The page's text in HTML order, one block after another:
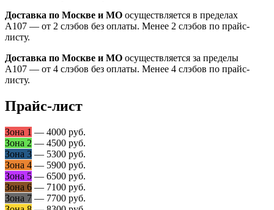
Доставка по Москве и МО осуществляется в пределах
А107 — от 2 слэбов без оплаты. Менее 2 слэбов по прайс-
листу.
Доставка по Москве и МО осуществляется за пределы
А107 — от 4 слэбов без оплаты. Менее 4 слэбов по прайс-
листу.
Прайс-лист
Зона 1 — 4000 руб.
Зона 2 — 4500 руб.
Зона 3 — 5300 руб.
Зона 4 — 5900 руб.
Зона 5 — 6500 руб.
Зона 6 — 7100 руб.
Зона 7 — 7700 руб.